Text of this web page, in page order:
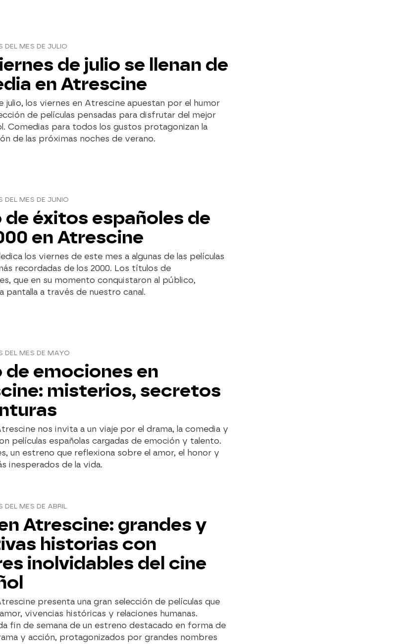
DEL MES DE JULIO
de julio se llenan de
en Atrescine
julio, los viernes en Atrescine apuestan por el humor
de películas pensadas para disfrutar del mejor
Comedias para todos los gustos protagonizan la
de las próximas noches de verano.
DEL MES DE JUNIO
de éxitos españoles de
en Atrescine
los viernes de este mes a algunas de las películas
recordadas de los 2000. Los títulos de
que en su momento conquistaron al público,
pantalla a través de nuestro canal.
DEL MES DE MAYO
de emociones en
misterios, secretos
nos invita a un viaje por el drama, la comedia y
películas españolas cargadas de emoción y talento.
un estreno que reflexiona sobre el amor, el honor y
inesperados de la vida.
DEL MES DE ABRIL
Atrescine: grandes y
historias con
inolvidables del cine
presenta una gran selección de películas que
vivencias históricas y relaciones humanas.
fin de semana de un estreno destacado en forma de
y acción, protagonizados por grandes nombres